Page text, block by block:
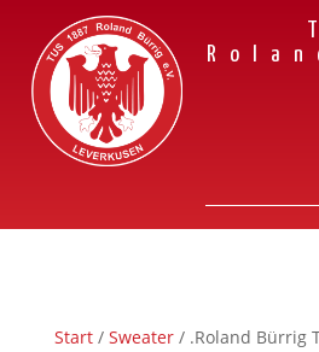
Start/ Sweater/ .Roland Bürrig